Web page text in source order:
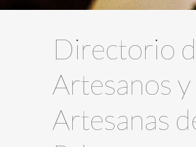
Directorio
Artesanos y
Artesanas